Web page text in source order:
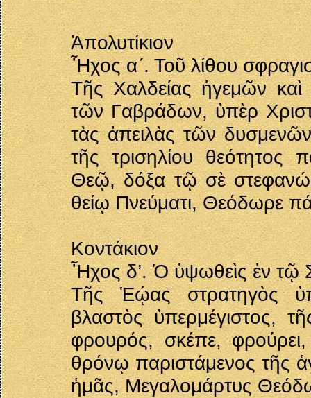
Ἀπολυτίκιον
Ἦχος α´. Τοῦ λίθου
Τῆς Χαλδείας ἡγεμῶν
τῶν Γαβράδων, ὑπὲρ
τὰς ἀπειλὰς τῶν
τῆς τρισηλίου θεότητος
Θεῷ, δόξα τῷ σὲ
θείῳ Πνεύματι, Θεόδωρε
Κοντάκιον
Ἦχος δ’. Ὁ ὑψωθεὶς ἐν τῷ
Τῆς Ἑῴας στρατηγὸς
βλαστὸς ὑπερμέγιστος,
φρουρός, σκέπε,
θρόνῳ παριστάμενος τῆς
ἡμᾶς, Μεγαλομάρτυς